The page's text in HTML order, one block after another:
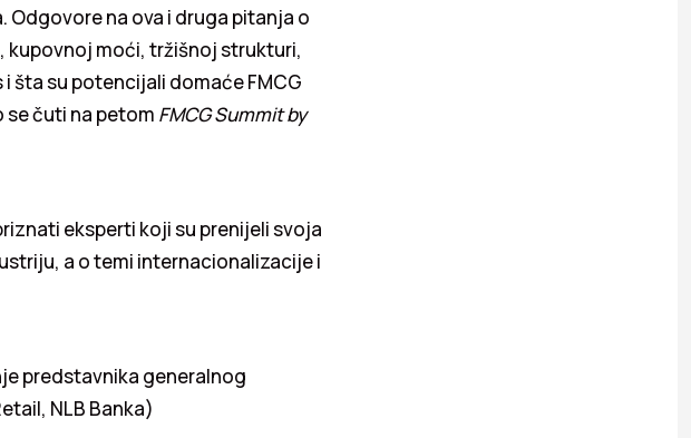
na ova i druga pitanja o
moći, tržišnoj strukturi,
i šta su potencijali domaće FMCG
čuti na petom FMCG Summit by
eksperti koji su prenijeli svoja
a o temi internacionalizacije i
predstavnika generalnog
NLB Banka)